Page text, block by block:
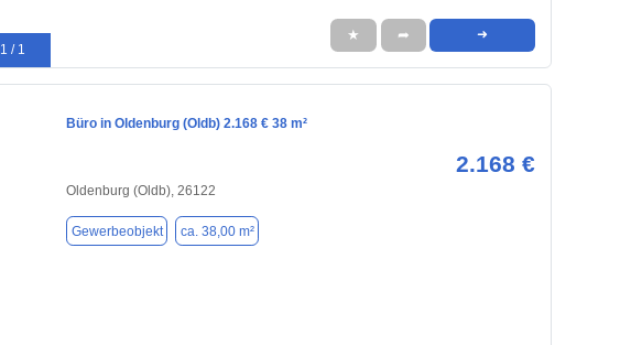
1 / 1
★ ➦ ➜
Büro in Oldenburg (Oldb) 2.168 € 38 m²
2.168 €
Oldenburg (Oldb), 26122
Gewerbeobjekt ca. 38,00 m²